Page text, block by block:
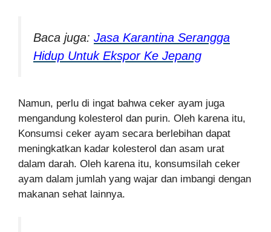
Baca juga: Jasa Karantina Serangga
Hidup Untuk Ekspor Ke Jepang
Namun, perlu di ingat bahwa ceker ayam juga
mengandung kolesterol dan purin. Oleh karena itu,
Konsumsi ceker ayam secara berlebihan dapat
meningkatkan kadar kolesterol dan asam urat
dalam darah. Oleh karena itu, konsumsilah ceker
ayam dalam jumlah yang wajar dan imbangi dengan
makanan sehat lainnya.